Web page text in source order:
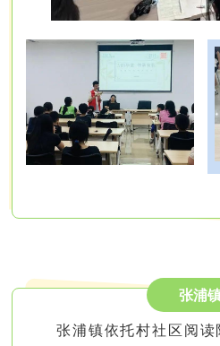
张浦
张浦镇依托村社区阅